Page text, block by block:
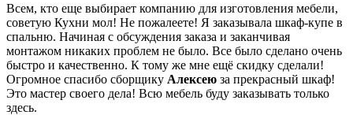
Всем, кто еще выбирает компанию для изготовления мебели,
советую Кухни мол! Не пожалеете! Я заказывала шкаф-купе в
спальню. Начиная с обсуждения заказа и заканчивая
монтажом никаких проблем не было. Все было сделано очень
быстро и качественно. К тому же мне ещё скидку сделали!
Огромное спасибо сборщику Алексею за прекрасный шкаф!
Это мастер своего дела! Всю мебель буду заказывать только
здесь.